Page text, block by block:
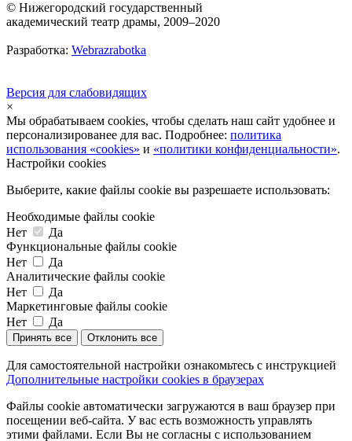
© Нижегородский государственный
академический театр драмы, 2009–2020
Разработка: Webrazrabotka
Версия для слабовидящих
×
Мы обрабатываем cookies, чтобы сделать наш сайт удобнее и
персонализированее для вас. Подробнее: политика
использования «cookies» и «политики конфиденциальности».
Настройки cookies
Выберите, какие файлы cookie вы разрешаете использовать:
Необходимые файлы cookie
Нет
Да
Функциональные файлы cookie
Нет
Да
Аналитические файлы cookie
Нет
Да
Маркетинговые файлы cookie
Нет
Да
Принять все Отклонить все
Для самостоятельной настройки ознакомьтесь с инструкцией
Дополнительные настройки cookies в браузерах
Файлы cookie автоматически загружаются в ваш браузер при
посещении веб-сайта. У вас есть возможность управлять
этими файлами. Если Вы не согласны с использованием